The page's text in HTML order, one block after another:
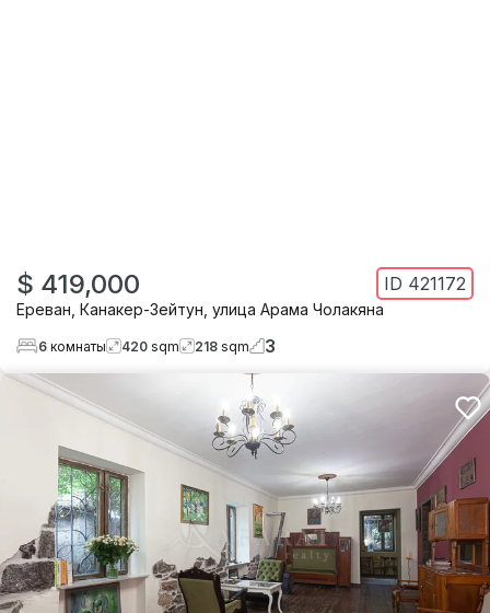
$ 419,000 ID 421172
Ереван Канакер-Зейтун улица Арама Чолакяна
6 комнаты 420 sqm 218 sqm 3